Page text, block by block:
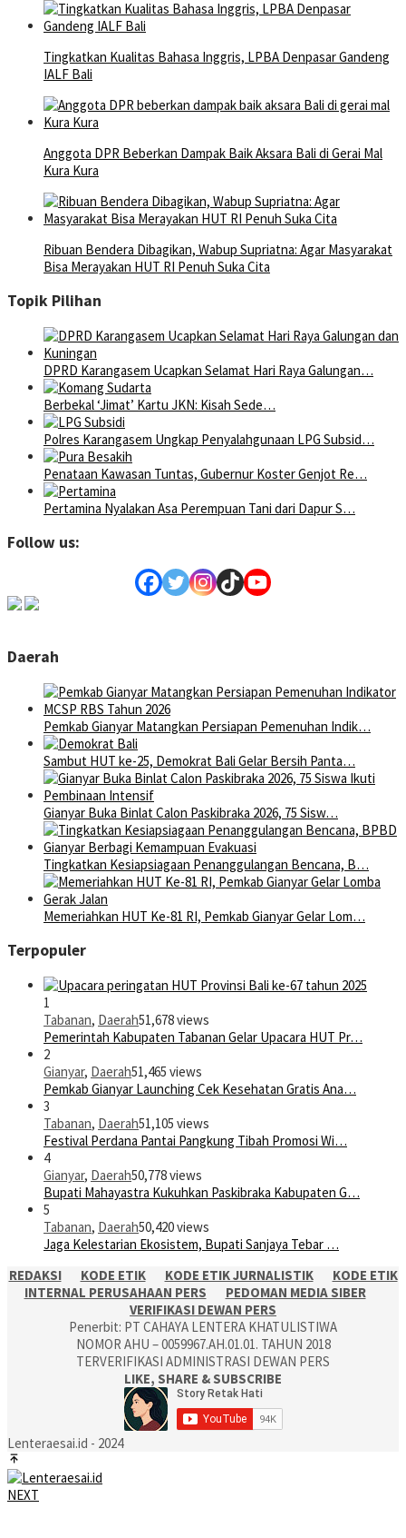
Tingkatkan Kualitas Bahasa Inggris, LPBA Denpasar Gandeng
IALF Bali
Anggota DPR Beberkan Dampak Baik Aksara Bali di Gerai Mal
Kura Kura
Ribuan Bendera Dibagikan, Wabup Supriatna: Agar Masyarakat
Bisa Merayakan HUT RI Penuh Suka Cita
Topik Pilihan
DPRD Karangasem Ucapkan Selamat Hari Raya Galungan…
Berbekal ‘Jimat’ Kartu JKN: Kisah Sede…
Polres Karangasem Ungkap Penyalahgunaan LPG Subsid…
Penataan Kawasan Tuntas, Gubernur Koster Genjot Re…
Pertamina Nyalakan Asa Perempuan Tani dari Dapur S…
Follow us:
Daerah
Pemkab Gianyar Matangkan Persiapan Pemenuhan Indik…
Sambut HUT ke-25, Demokrat Bali Gelar Bersih Panta…
Gianyar Buka Binlat Calon Paskibraka 2026, 75 Sisw…
Tingkatkan Kesiapsiagaan Penanggulangan Bencana, B…
Memeriahkan HUT Ke-81 RI, Pemkab Gianyar Gelar Lom…
Terpopuler
1
Tabanan, Daerah51,678 views
Pemerintah Kabupaten Tabanan Gelar Upacara HUT Pr…
2
Gianyar, Daerah51,465 views
Pemkab Gianyar Launching Cek Kesehatan Gratis Ana…
3
Tabanan, Daerah51,105 views
Festival Perdana Pantai Pangkung Tibah Promosi Wi…
4
Gianyar, Daerah50,778 views
Bupati Mahayastra Kukuhkan Paskibraka Kabupaten G…
5
Tabanan, Daerah50,420 views
Jaga Kelestarian Ekosistem, Bupati Sanjaya Tebar …
REDAKSI
KODE ETIK KODE ETIK JURNALISTIK
KODE ETIK
INTERNAL PERUSAHAAN PERS
PEDOMAN MEDIA SIBER
VERIFIKASI DEWAN PERS
Penerbit: PT CAHAYA LENTERA KHATULISTIWA
NOMOR AHU – 0059967.AH.01.01. TAHUN 2018
TERVERIFIKASI ADMINISTRASI DEWAN PERS
LIKE, SHARE & SUBSCRIBE
Lenteraesai.id - 2024
NEXT